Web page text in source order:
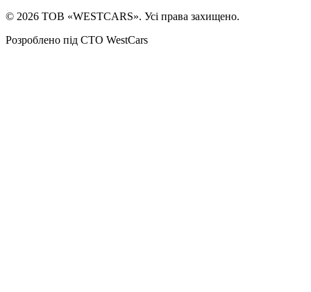
© 2026 ТОВ «WESTCARS». Усі права захищено.
Розроблено під СТО WestCars